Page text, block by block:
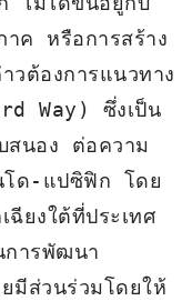
าค หรือการสร้าง
ต้องการแนวทาง
Way) ซึ่งเป็น
สนอง ต่อความ
โด-แปซิฟิก โดย
ฉียงใต้ที่ประเทศ
ารพัฒนา
มีส่วนร่วมโดยให้